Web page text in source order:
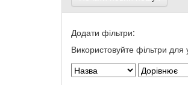
Додати фільтри:
Використовуйте фільтри для